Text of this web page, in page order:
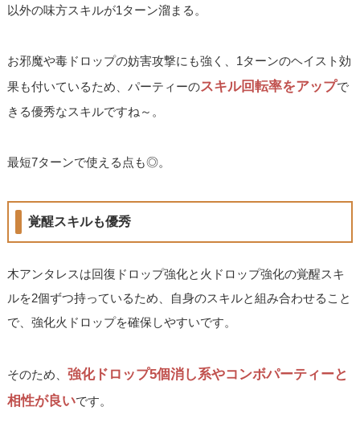
以外の味方スキルが1ターン溜まる。
お邪魔や毒ドロップの妨害攻撃にも強く、1ターンのヘイスト効
果も付いているため、パーティーのスキル回転率をアップで
きる優秀なスキルですね～。
最短7ターンで使える点も◎。
覚醒スキルも優秀
木アンタレスは回復ドロップ強化と火ドロップ強化の覚醒スキ
ルを2個ずつ持っているため、自身のスキルと組み合わせること
で、強化火ドロップを確保しやすいです。
そのため、強化ドロップ5個消し系やコンボパーティーと
相性が良いです。